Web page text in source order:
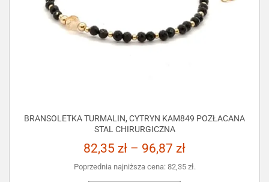
BRANSOLETKA TURMALIN, CYTRYN KAM849 POZŁACANA
STAL CHIRURGICZNA
82,35 zł – 96,87 zł
Poprzednia najniższa cena: 82,35 zł.